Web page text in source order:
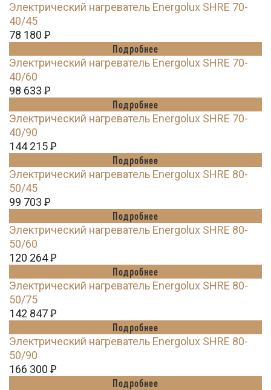
Электрический нагреватель Energolux SHRE 70-
40/45
78 180 Ꝑ
Подробнее
Электрический нагреватель Energolux SHRE 70-
40/60
98 633 Ꝑ
Подробнее
Электрический нагреватель Energolux SHRE 70-
40/90
144 215Ꝑ
Подробнее
Электрический нагреватель Energolux SHRE 80-
50/45
99 703 Ꝑ
Подробнее
Электрический нагреватель Energolux SHRE 80-
50/60
120 264Ꝑ
Подробнее
Электрический нагреватель Energolux SHRE 80-
50/75
142 847Ꝑ
Подробнее
Электрический нагреватель Energolux SHRE 80-
50/90
166 300 Ꝑ
Подробнее